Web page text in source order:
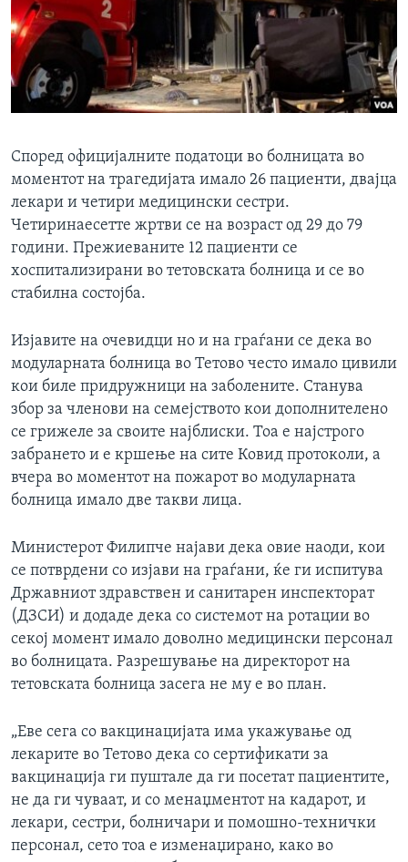
Според официјалните податоци во болницата во
моментот на трагедијата имало 26 пациенти, двајца
лекари и четири медицински сестри.
Четиринаесетте жртви се на возраст од 29 до 79
години. Прежиеваните 12 пациенти се
хоспитализирани во тетовската болница и се во
стабилна состојба.
Изјавите на очевидци но и на граѓани се дека во
модуларната болница во Тетово често имало цивили
кои биле придружници на заболените. Станува
збор за членови на семејството кои дополнителено
се грижеле за своите најблиски. Тоа е најстрого
забрането и е кршење на сите Ковид протоколи, а
вчера во моментот на пожарот во модуларната
болница имало две такви лица.
Министерот Филипче најави дека овие наоди, кои
се потврдени со изјави на граѓани, ќе ги испитува
Државниот здравствен и санитарен инспекторат
(ДЗСИ) и додаде дека со системот на ротации во
секој момент имало доволно медицински персонал
во болницата. Разрешување на директорот на
тетовската болница засега не му е во план.
„Еве сега со вакцинацијата има укажување од
лекарите во Тетово дека со сертификати за
вакцинација ги пуштале да ги посетат пациентите,
не да ги чуваат, и со менаџментот на кадарот, и
лекари, сестри, болничари и помошно-технички
персонал, сето тоа е изменаџирано, како во